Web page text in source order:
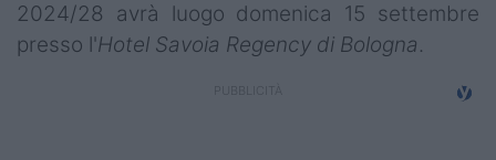
Serie A
2024/28 avrà luogo domenica 15 settembre
presso l'Hotel Savoia Regency di Bologna.